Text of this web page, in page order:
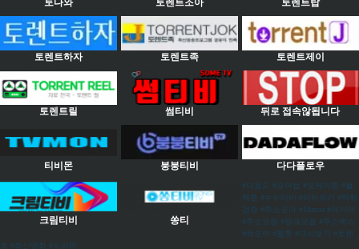
토다와 토렌트조아 토렌트탑
토렌트하자 토렌트족 토렌트제이
토렌트릴 썸티비 뒤로 접속않됩니다
티비몬 붕붕티비 다다플로우
크림티비 쏭티
#다음드 #모아썹 #오케이툰 #블
랙툰 #누누티비 #티비위키 #먹튀
검증 #주소모아 #18moa #여기여
#주소모음 #링크모음 #주소박스
#싹모아 #웹툰 #다시보기 #토렌
트 #최신영화 #드라마